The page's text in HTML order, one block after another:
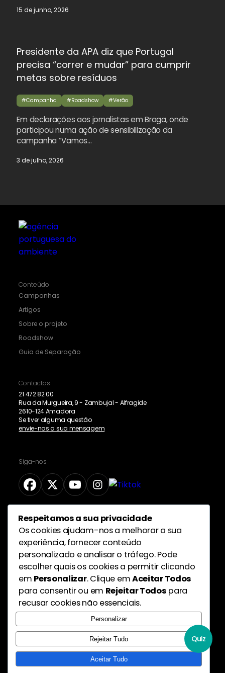
15 de junho, 2026
Presidente da APA diz que Portugal
precisa “correr e mudar” para cumprir
metas sobre resíduos
#Campanha #Roadshow #Verão
Em declarações aos jornalistas em Braga, onde
participou numa ação de sensibilização da
campanha “Vamos…
3 de julho, 2026
Conteúdo
Campanhas
Artigos
Sobre o projeto
Roadshow
Guia de Separação
Contactos
21 472 82 00
Rua da Murgueira, 9 - Zambujal - Alfragide
2610-124 Amadora
Se tiver alguma questão
envie-nos a sua mensagem
Siga-nos
Proteção de dados pessoais
Quiz
Respeitamos a sua privacidade
Os cookies ajudam-nos a melhorar a sua
experiência, fornecer conteúdo
personalizado e analisar o tráfego. Pode
escolher quais os cookies a permitir clicando
em Personalizar. Clique emAceitar Todos
para consentir ou em Rejeitar Todos para
recusar cookies não essenciais.
Personalizar
Rejeitar Tudo
Aceitar Tudo